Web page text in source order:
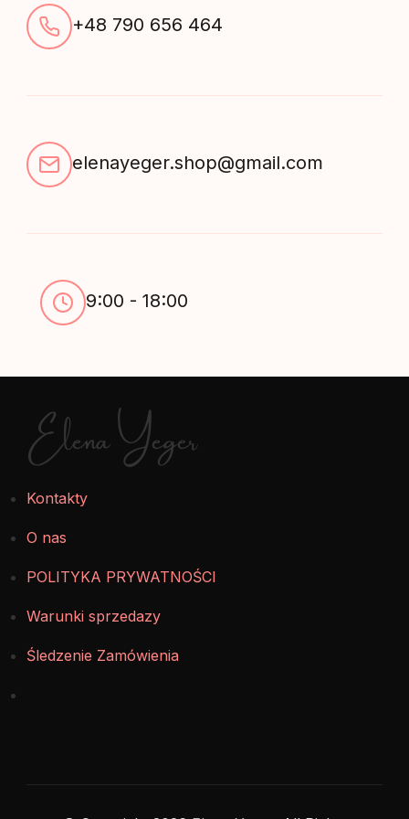
+48 790 656 464
elenayeger.shop@gmail.com
9:00 - 18:00
Elena Yeger
Kontakty
O nas
POLITYKA PRYWATNOŚCI
Warunki sprzedazy
Śledzenie Zamówienia